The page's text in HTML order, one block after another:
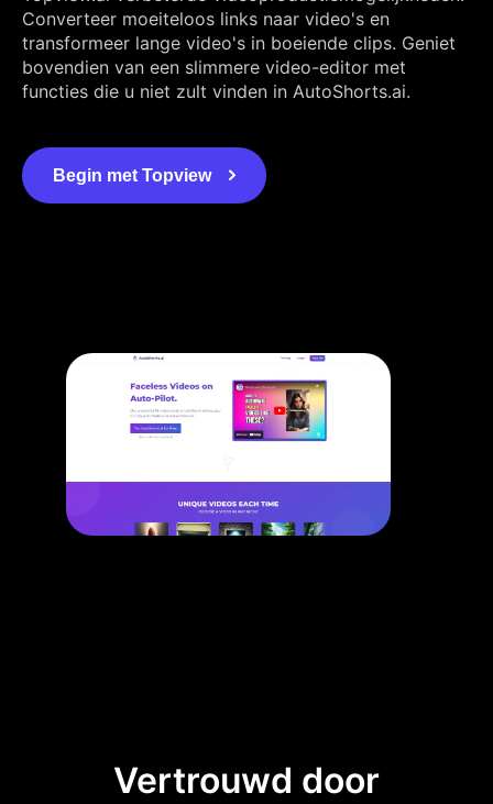
Converteer moeiteloos links naar video's en
transformeer lange video's in boeiende clips. Geniet
bovendien van een slimmere video-editor met
functies die u niet zult vinden in AutoShorts.ai.
Begin met Topview
Vertrouwd door